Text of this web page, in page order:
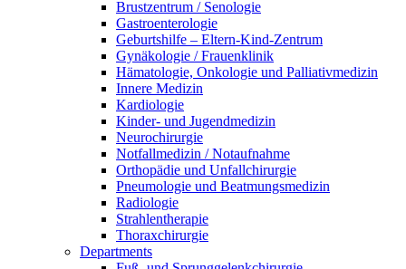
Brustzentrum / Senologie
Gastroenterologie
Geburtshilfe – Eltern-Kind-Zentrum
Gynäkologie / Frauenklinik
Hämatologie, Onkologie und Palliativmedizin
Innere Medizin
Kardiologie
Kinder- und Jugendmedizin
Neurochirurgie
Notfallmedizin / Notaufnahme
Orthopädie und Unfallchirurgie
Pneumologie und Beatmungsmedizin
Radiologie
Strahlentherapie
Thoraxchirurgie
Departments